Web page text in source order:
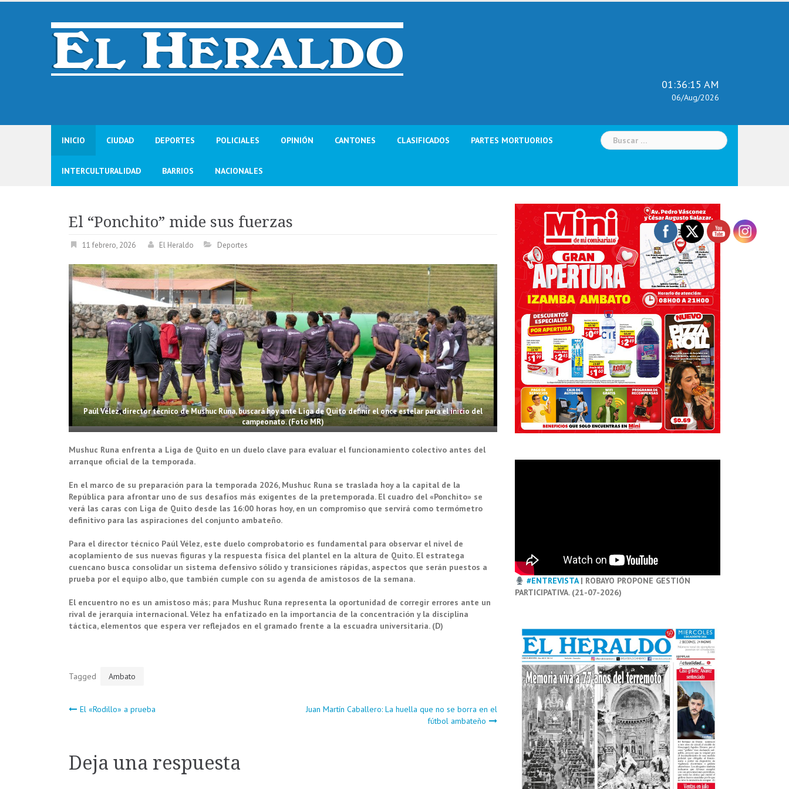
Skip
01:36:16 AM
06/Aug/2026
INICIO CIUDAD DEPORTES POLICIALES OPINIÓN CANTONES CLASIFICADOS PARTES MORTUORIOS
INTERCULTURALIDAD BARRIOS NACIONALES
Buscar:
El “Ponchito” mide sus fuerzas
11 febrero, 2026 El Heraldo Deportes
Paúl Vélez, director técnico de Mushuc Runa, buscará hoy ante Liga de Quito definir el once estelar para el inicio del
campeonato. (Foto MR)
Mushuc Runa enfrenta a Liga de Quito en un duelo clave para evaluar el funcionamiento colectivo antes del
arranque oficial de la temporada.
En el marco de su preparación para la temporada 2026, Mushuc Runa se traslada hoy a la capital de la
República para afrontar uno de sus desafíos más exigentes de la pretemporada. El cuadro del «Ponchito» se
verá las caras con Liga de Quito desde las 16:00 horas hoy, en un compromiso que servirá como termómetro
definitivo para las aspiraciones del conjunto ambateño.
Para el director técnico Paúl Vélez, este duelo comprobatorio es fundamental para observar el nivel de
acoplamiento de sus nuevas figuras y la respuesta física del plantel en la altura de Quito. El estratega
cuencano busca consolidar un sistema defensivo sólido y transiciones rápidas, aspectos que serán puestos a
prueba por el equipo albo, que también cumple con su agenda de amistosos de la semana.
El encuentro no es un amistoso más; para Mushuc Runa representa la oportunidad de corregir errores ante un
rival de jerarquía internacional. Vélez ha enfatizado en la importancia de la concentración y la disciplina
táctica, elementos que espera ver reflejados en el gramado frente a la escuadra universitaria. (D)
Tagged Ambato
Navegación
entradas
El «Rodillo» a prueba
Juan Martín Caballero: La huella que no se borra en el
fútbol ambateño
Deja una respuesta
#ENTREVISTA| ROBAYO PROPONE GESTIÓN
PARTICIPATIVA. (21-07-2026)